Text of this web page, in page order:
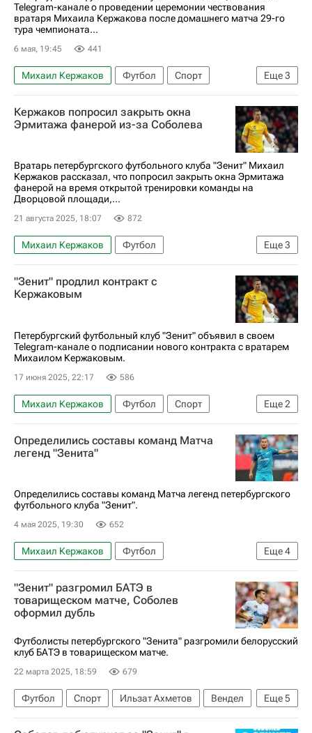
Telegram-канале о проведении церемонии чествования
вратаря Михаила Кержакова после домашнего матча 29-го
тура чемпионата...
6 мая, 19:45 441
Еще3
Михаил Кержаков Футбол
Спорт
Зенит
Сочи
РПЛ 2026-2027 (Чемпионат России по футболу)
Кержаков попросил закрыть окна
Эрмитажа фанерой из-за Соболева
Вратарь петербургского футбольного клуба "Зенит" Михаил
Кержаков рассказал, что попросил закрыть окна Эрмитажа
фанерой на время открытой тренировки команды на
Дворцовой площади,...
21 августа 2025, 18:07 872
Еще3
Михаил Кержаков
Футбол
Александр Соболев
Зенит
РПЛ 2026-2027 (Чемпионат России по футболу)
"Зенит" продлил контракт с
Кержаковым
Петербургский футбольный клуб "Зенит" объявил в своем
Telegram-канале о подписании нового контракта с вратарем
Михаилом Кержаковым.
17 июня 2025, 22:17 586
Еще2
Михаил Кержаков Футбол
Спорт
Зенит
РПЛ 2026-2027 (Чемпионат России по футболу)
Определились составы команд Матча
легенд "Зенита"
Определились составы команд Матча легенд петербургского
футбольного клуба "Зенит".
4 мая 2025, 19:30 652
Еще4
Михаил Кержаков
Футбол
Олимпийские игры
Александр Кержаков
Владислав Радимов
Зенит
"Зенит" разгромил БАТЭ в
товарищеском матче, Соболев
оформил дубль
Футболисты петербургского "Зенита" разгромили белорусский
клуб БАТЭ в товарищеском матче.
22 марта 2025, 18:59 679
Еще5
Футбол Спорт Ильзат Ахметов
Вендел
Нино
Зенит БАТЭ Александр Соболев